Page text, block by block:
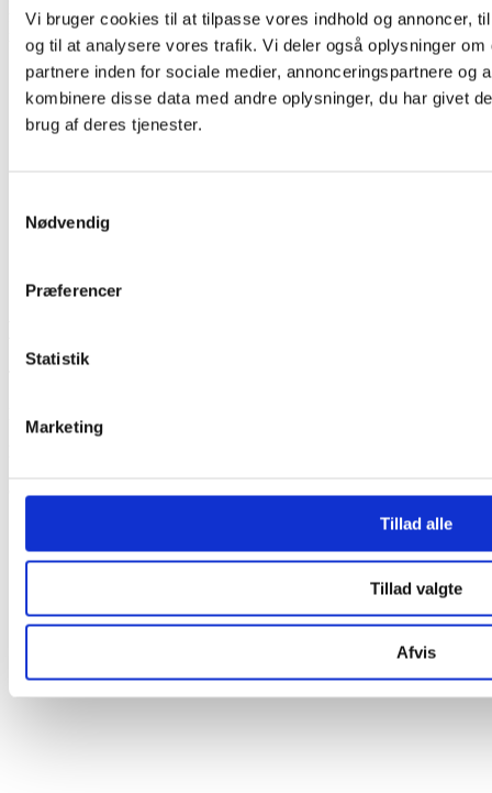
Vi bruger cookies til at tilpasse vores indhold og annoncer,
og til at analysere vores trafik. Vi deler også oplysninger
partnere inden for sociale medier, annonceringspartnere og
kombinere disse data med andre oplysninger, du har givet
brug af deres tjenester.
Nødvendig
Præferencer
Statistik
Marketing
Tillad alle
Tillad valgte
Afvis
forudbetalt husleje skal betales senest 1,5 måned før
indflytningsdatoen. Det er ikke muligt at afdrage depositummet.